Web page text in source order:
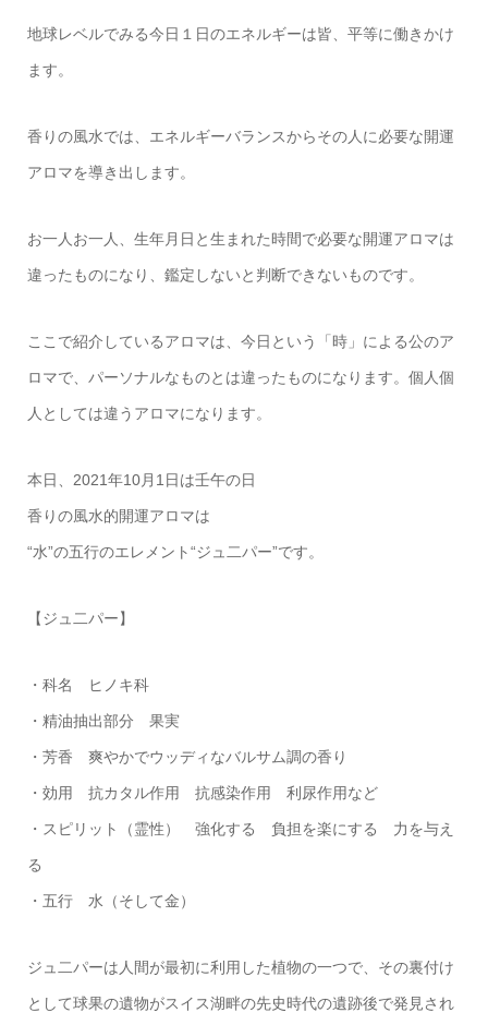
地球レベルでみる今日１日のエネルギーは皆、平等に働きかけ
ます。
香りの風水では、エネルギーバランスからその人に必要な開運
アロマを導き出します。
お一人お一人、生年月日と生まれた時間で必要な開運アロマは
違ったものになり、鑑定しないと判断できないものです。
ここで紹介しているアロマは、今日という「時」による公のア
ロマで、パーソナルなものとは違ったものになります。個人個
人としては違うアロマになります。
本日、2021年10月1日は壬午の日
香りの風水的開運アロマは
“水”の五行のエレメント“ジュ二パー”です。
【ジュ二パー】
・科名 ヒノキ科
・精油抽出部分 果実
・芳香 爽やかでウッディなバルサム調の香り
・効用 抗カタル作用 抗感染作用 利尿作用など
・スピリット（霊性） 強化する 負担を楽にする 力を与え
る
・五行 水（そして金）
ジュ二パーは人間が最初に利用した植物の一つで、その裏付け
として球果の遺物がスイス湖畔の先史時代の遺跡後で発見され